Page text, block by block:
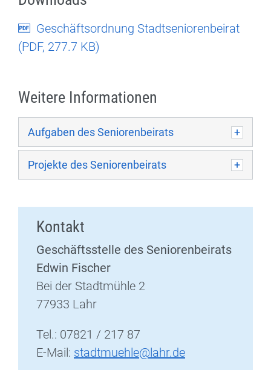
Geschäftsordnung Stadtseniorenbeirat
(PDF, 277.7 KB)
Weitere Informationen
Aufgaben des Seniorenbeirats
Projekte des Seniorenbeirats
Kontakt
Geschäftsstelle des Seniorenbeirats
Edwin Fischer
Bei der Stadtmühle 2
77933 Lahr
Tel.: 07821 / 217 87
E-Mail: stadtmuehle@lahr.de